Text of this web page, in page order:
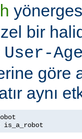
bir
User-
göre
aynı
is_a_robot